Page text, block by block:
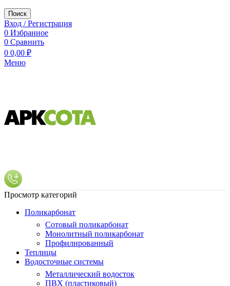
Поиск
Вход / Регистрация
0 Избранное
0 Сравнить
0 0,00 ₽
Меню
Просмотр категорий
Поликарбонат
Сотовый поликарбонат
Монолитный поликарбонат
Профилированный
Теплицы
Водосточные системы
Металлический водосток
ПВХ (пластиковый)